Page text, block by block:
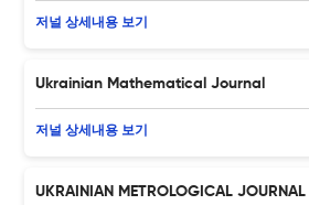
저널 상세내용 보기
Ukrainian Mathematical Journal
저널 상세내용 보기
UKRAINIAN METROLOGICAL JOURNAL